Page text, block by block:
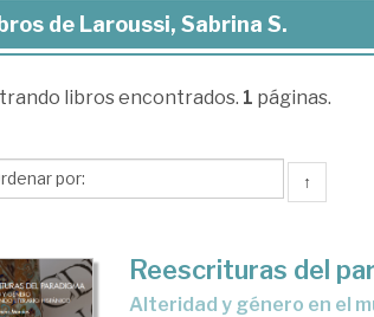
de Laroussi, Sabrina S.
libros encontrados. 1 páginas.
↑
Reescrituras del
alteridad y género en el